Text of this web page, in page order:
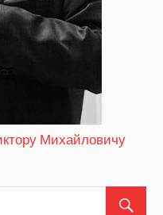
Михайловичу